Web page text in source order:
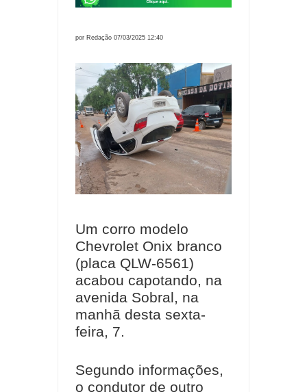
por Redação 07/03/2025 12:40
Um corro modelo
Chevrolet Onix branco
(placa QLW-6561)
acabou capotando, na
avenida Sobral, na
manhã desta sexta-
feira, 7.
Segundo informações,
o condutor de outro